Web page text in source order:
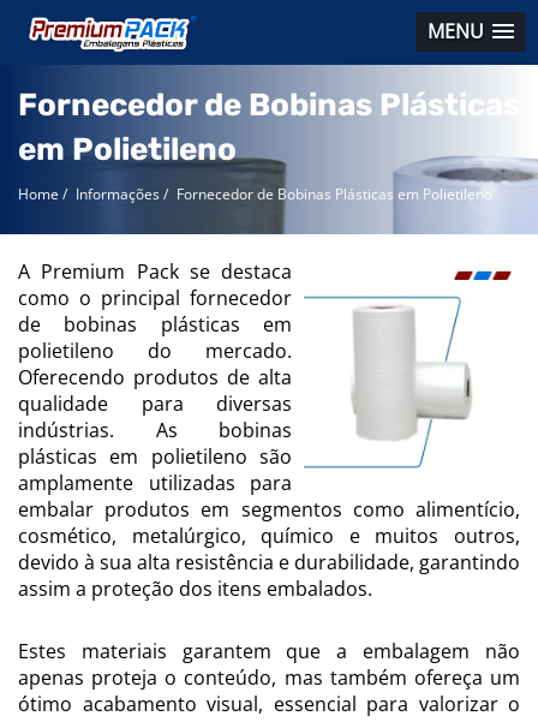
MENU
Fornecedor de Bobinas Plásticas
em Polietileno
Home / Informações/ Fornecedor de Bobinas Plásticas em Polietileno
A Premium Pack se destaca
como o principal fornecedor
de bobinas plásticas em
polietileno do mercado.
Oferecendo produtos de alta
qualidade para diversas
indústrias. As bobinas
plásticas em polietileno são
amplamente utilizadas para
embalar produtos em segmentos como alimentício,
cosmético, metalúrgico, químico e muitos outros,
devido à sua alta resistência e durabilidade, garantindo
assim a proteção dos itens embalados.
Estes materiais garantem que a embalagem não
apenas proteja o conteúdo, mas também ofereça um
ótimo acabamento visual, essencial para valorizar o